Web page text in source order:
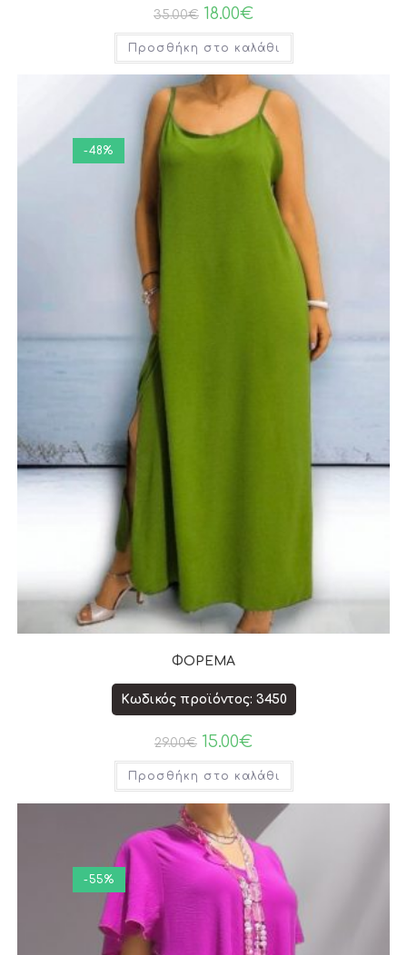
35.00€ 18.00€
Προσθήκη στο καλάθι
-48%
ΦΟΡΕΜΑ
Κωδικός προϊόντος: 3450
29.00€ 15.00€
Προσθήκη στο καλάθι
-55%